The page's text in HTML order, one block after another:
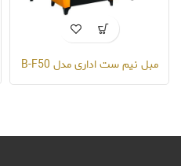
مبل نیم ست اداری مدل B-F50